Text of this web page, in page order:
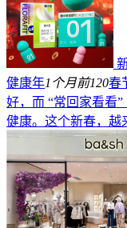
健康年1个月前120春
好，而 “常回家看看
健康。这个新春，越